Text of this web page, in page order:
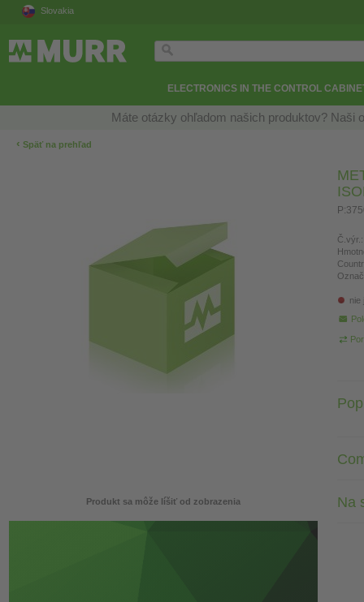
Slovakia
ELECTRONICS IN THE CONTROL
Máte otázky ohľadom našich produktov? Naši
‹ Späť na prehľad
Produkt sa môže líšiť od zobrazenia
Č.výr.:
nie
Na